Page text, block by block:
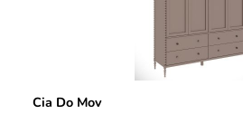
Cia Do Mov